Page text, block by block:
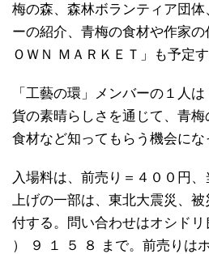
梅の森、森林ボランティア団
ーの紹介、青梅の食材や作家
ＯＷＮ ＭＡＲＫＥＴ」も予定す
「工藝の環」メンバーの１人
貨の素晴らしさを通じて、青梅
食材など知ってもらう機会にな
入場料は、前売り＝４００円
上げの一部は、東北大震災、
付する。問い合わせはオシド
） ９ １ ５ ８ まで。前売りは